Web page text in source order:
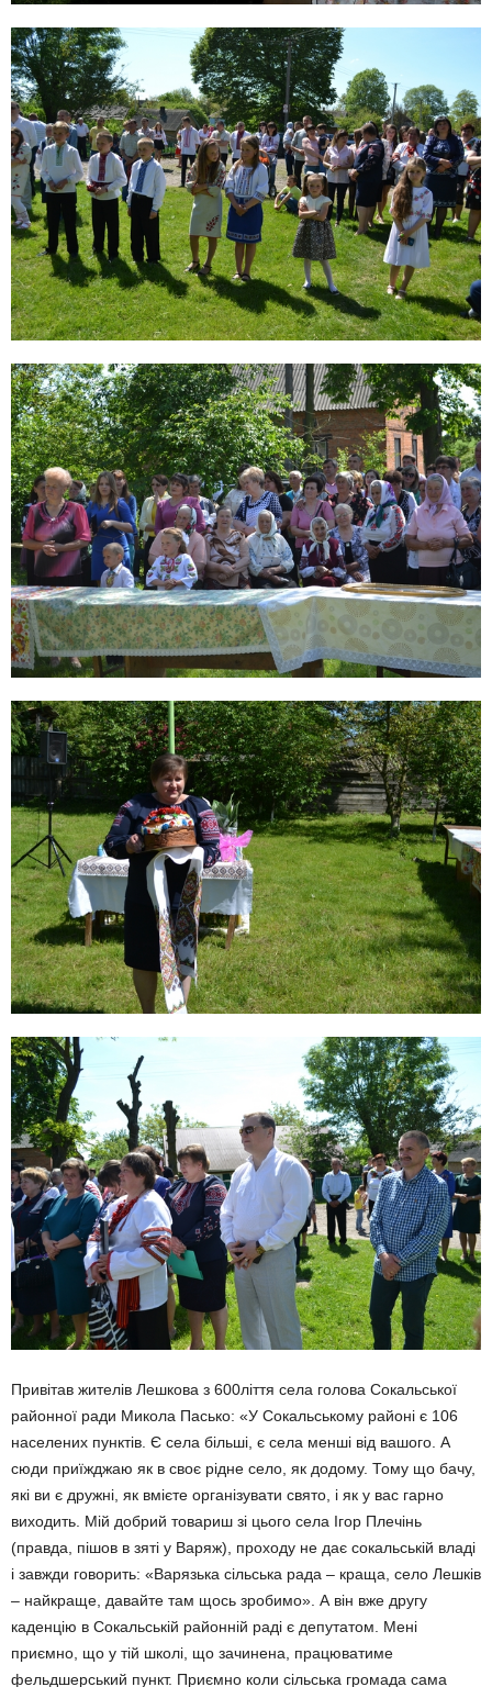
Привітав жителів Лешкова з 600ліття села голова Сокальської
районної ради Микола Пасько: «У Сокальському районі є 106
населених пунктів. Є села більші, є села менші від вашого. А
сюди приїжджаю як в своє рідне село, як додому. Тому що бачу,
які ви є дружні, як вмієте організувати свято, і як у вас гарно
виходить. Мій добрий товариш зі цього села Ігор Плечінь
(правда, пішов в зяті у Варяж), проходу не дає сокальській владі
і завжди говорить: «Варязька сільська рада – краща, село Лешків
– найкраще, давайте там щось зробимо». А він вже другу
каденцію в Сокальській районній раді є депутатом. Мені
приємно, що у тій школі, що зачинена, працюватиме
фельдшерський пункт. Приємно коли сільська громада сама